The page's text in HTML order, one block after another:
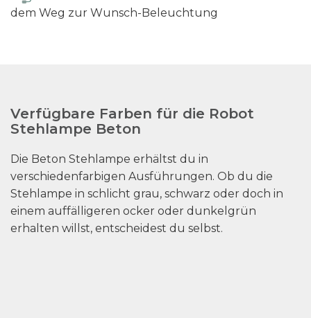
dem Weg zur Wunsch-Beleuchtung
Verfügbare Farben für die Robot
Stehlampe Beton
Die Beton Stehlampe erhältst du in
verschiedenfarbigen Ausführungen. Ob du die
Stehlampe in schlicht grau, schwarz oder doch in
einem auffälligeren ocker oder dunkelgrün
erhalten willst, entscheidest du selbst.